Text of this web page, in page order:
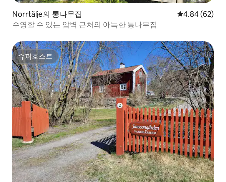
Norrtälje의 통나무집 평점 4.84점(5
4.84 (62)
수영할 수 있는 암벽 근처의 아늑한 통나무집
슈퍼호스트
슈퍼호스트